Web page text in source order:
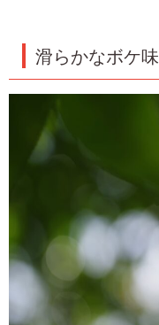
滑らかなボケ味